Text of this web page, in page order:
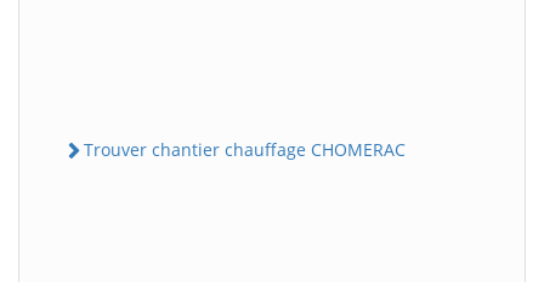
Trouver chantier chauffage CHOMERAC